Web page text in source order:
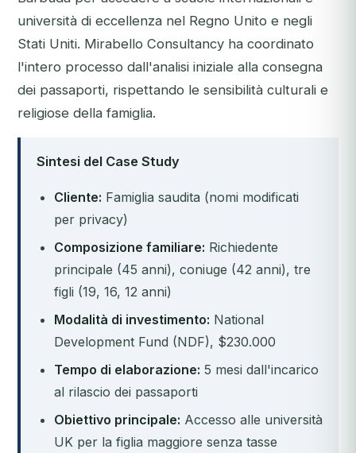
università di eccellenza nel Regno Unito e negli
Stati Uniti. Mirabello Consultancy ha coordinato
l'intero processo dall'analisi iniziale alla consegna
dei passaporti, rispettando le sensibilità culturali e
religiose della famiglia.
Sintesi del Case Study
Cliente: Famiglia saudita (nomi modificati
per privacy)
Composizione familiare: Richiedente
principale (45 anni), coniuge (42 anni), tre
figli (19, 16, 12 anni)
Modalità di investimento: National
Development Fund (NDF), $230.000
Tempo di elaborazione: 5 mesi dall'incarico
al rilascio dei passaporti
Obiettivo principale: Accesso alle università
UK per la figlia maggiore senza tasse